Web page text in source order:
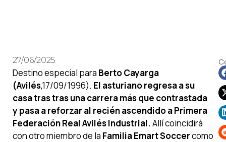
27/06/2025
Destino especial para Berto Cayarga
(Avilés,17/09/1996). El asturiano regresa a su
casa tras tras una carrera más que contrastada
y pasa a reforzar al recién ascendido a Primera
Federación Real Avilés Industrial.Allí coincidirá
con otro miembro de la Familia Emart Soccercomo